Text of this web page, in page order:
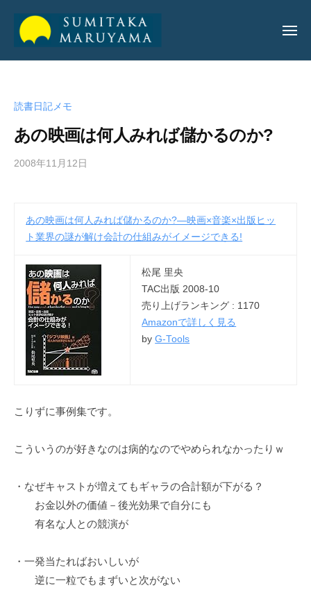
丸
孝
丸
純
孝
公
読書日記メモ
あの映画は何人みれば儲かるのか?
2008年11月12日
d
m
n
_
m
a
r
u
y
a
あの映画は何人みれば儲かるのか?―映画×音楽×出版ヒッ
ト業界の謎が解け会計の仕組みがイメージできる!
松尾 里央
TAC出版 2008-10
売り上げランキング : 1170
Amazonで詳しく見る
byG-Tools
こりずに事例集です。
こういうのが好きなのは病的なのでやめられなかったりｗ
・なぜキャストが増えてもギャラの合計額が下がる？
お金以外の価値－後光効果で自分にも
有名な人との競演が
・一発当たればおいしいが
逆に一粒でもまずいと次がない
山
公
サ
ト